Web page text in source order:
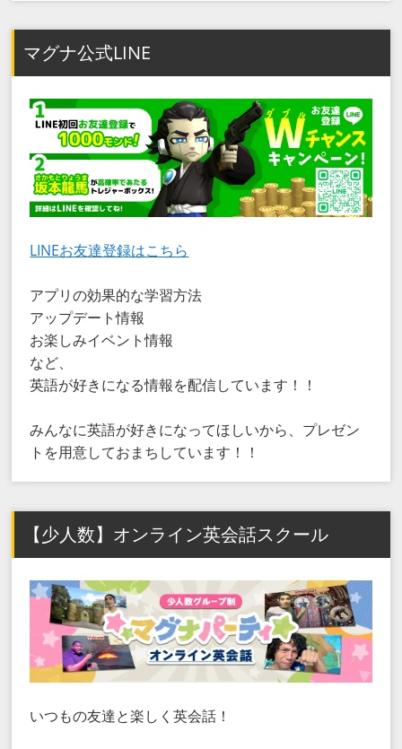
マグナ公式LINE
LINEお友達登録はこちら
アプリの効果的な学習方法
アップデート情報
お楽しみイベント情報
など、
英語が好きになる情報を配信しています！！
みんなに英語が好きになってほしいから、プレゼン
トを用意しておまちしています！！
【少人数】オンライン英会話スクール
いつもの友達と楽しく英会話！